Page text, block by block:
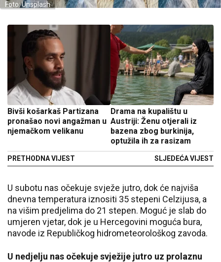
Foto: Unsplash
Bivši košarkaš Partizana
pronašao novi angažman u
njemačkom velikanu
PRETHODNA VIJEST
Drama na kupalištu u
Austriji: Ženu otjerali iz
bazena zbog burkinija,
optužila ih za rasizam
SLJEDEĆA VIJEST
U subotu nas očekuje svježe jutro, dok će najviša
dnevna temperatura iznositi 35 stepeni Celzijusa, a
na višim predjelima do 21 stepen. Moguć je slab do
umjeren vjetar, dok je u Hercegovini moguća bura,
navode iz Republičkog hidrometeorološkog zavoda.
U nedjelju nas očekuje svježije jutro uz prolaznu